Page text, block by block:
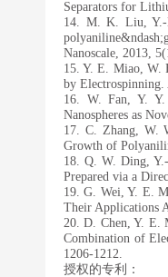
Separators for
14. M. K. Liu, Y.-
Nanoscale, 2013,
15. Y. E. Miao, W.
by
16. W. Fan, Y.
Nanospheres as
17. C. Zhang, W.
Growth of
18. Q. W. Ding,
Prepared via a
19. G. Wei, Y. E.
Their Applications
20. D. Chen, Y. E.
Combination of
1206-1212.
授权的专利：